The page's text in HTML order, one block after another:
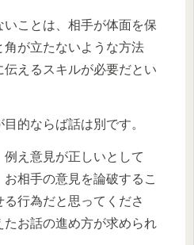
ことは、相手が体面を保
が立たないような方法
えるスキルが必要だとい
的ならば話は別です。
え意見が正しいとして
相手の意見を論破するこ
行為だと思ってくださ
お話の進め方が求められ